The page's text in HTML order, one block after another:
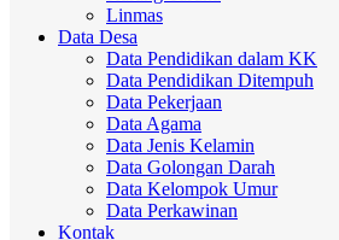
Linmas
Data Desa
Data Pendidikan dalam KK
Data Pendidikan Ditempuh
Data Pekerjaan
Data Agama
Data Jenis Kelamin
Data Golongan Darah
Data Kelompok Umur
Data Perkawinan
Kontak